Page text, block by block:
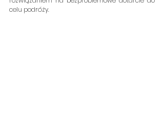
celu podróży.